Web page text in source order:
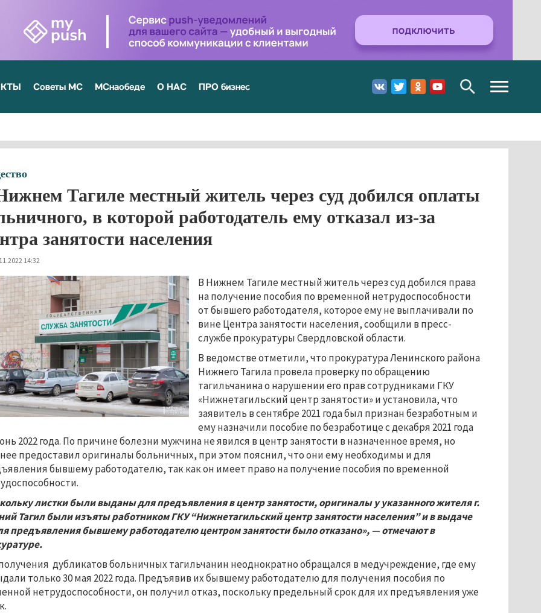
Советы МС МСнаобеде О НАС ПРО бизнес
Toggle
navigation
Тагиле местный житель через суд добился оплаты
в которой работодатель ему отказал из-за
занятости населения
14:32
В Нижнем Тагиле местный житель через суд добился права
на получение пособия по временной нетрудоспособности
от бывшего работодателя, которое ему не выплачивали по
вине Центра занятости населения, сообщили в пресс-
службе прокуратуры Свердловской области.
В ведомстве отметили, что прокуратура Ленинского района
Нижнего Тагила провела проверку по обращению
тагильчанина о нарушении его прав сотрудниками ГКУ
«Нижнетагильский центр занятости» и установила, что
заявитель в сентябре 2021 года был признан безработным и
ему назначили пособие по безработице с декабря 2021 года
2022 года. По причине болезни мужчина не явился в центр занятости в назначенное время, но
предоставил оригиналы больничных, при этом пояснил, что они ему необходимы и для
бывшему работодателю, так как он имеет право на получение пособия по временной
листки были выданы для предъявления в центр занятости, оригиналы у указанного жителя г.
Тагил были изъяты работником ГКУ “Нижнетагильский центр занятости населения” и в выдаче
предъявления бывшему работодателю центром занятости было отказано», — отмечают в
дубликатов больничных тагильчанин неоднократно обращался в медучреждение, где ему
только 30 мая 2022 года. Предъявив их бывшему работодателю для получения пособия по
нетрудоспособности, он получил отказ, поскольку предельный срок для их предъявления уже